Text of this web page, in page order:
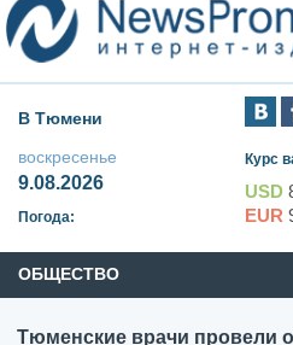
В Тюмени
воскресенье
9.08.2026
Погода:
Курс
USD
EUR
ОБЩЕСТВО
Тюменские врачи провели